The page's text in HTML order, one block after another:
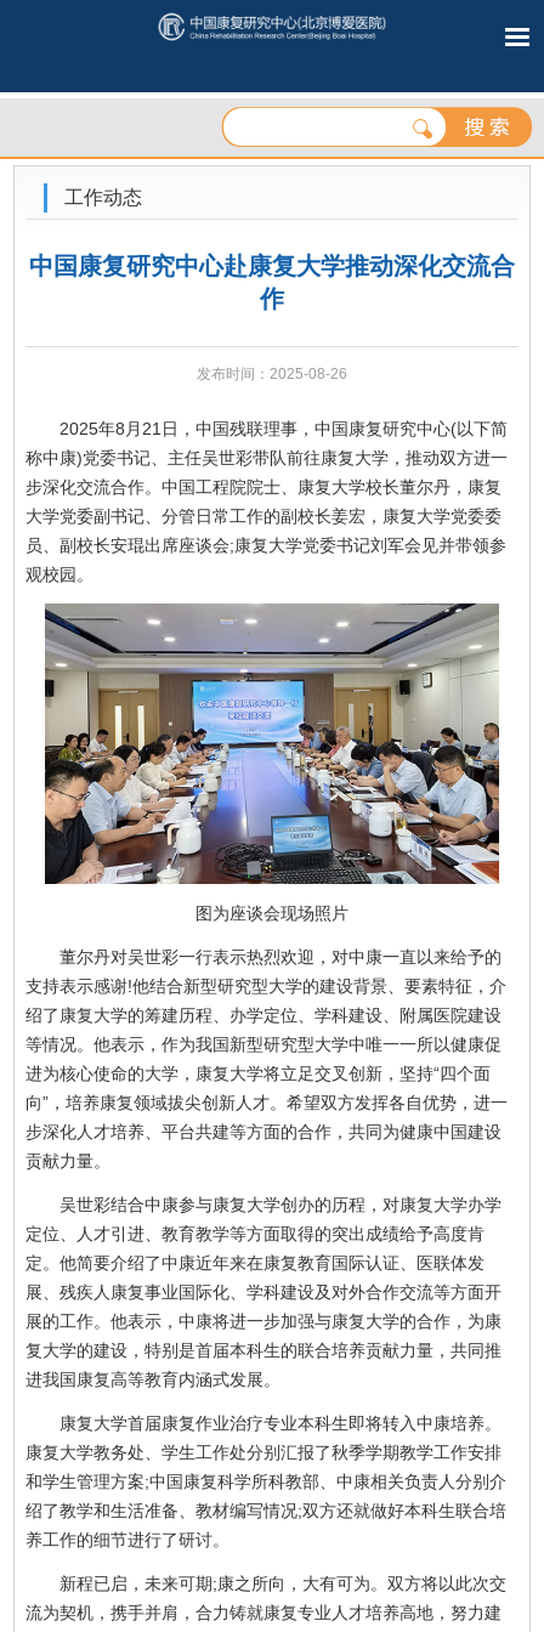
工作动态
中国康复研究中心赴康复大学推动深化交流合
作
发布时间：2025-08-26
2025年8月21日，中国残联理事，中国康复研究中心(以下简
称中康)党委书记、主任吴世彩带队前往康复大学，推动双方进一
步深化交流合作。中国工程院院士、康复大学校长董尔丹，康复
大学党委副书记、分管日常工作的副校长姜宏，康复大学党委委
员、副校长安琨出席座谈会;康复大学党委书记刘军会见并带领参
观校园。
图为座谈会现场照片
董尔丹对吴世彩一行表示热烈欢迎，对中康一直以来给予的
支持表示感谢!他结合新型研究型大学的建设背景、要素特征，介
绍了康复大学的筹建历程、办学定位、学科建设、附属医院建设
等情况。他表示，作为我国新型研究型大学中唯一一所以健康促
进为核心使命的大学，康复大学将立足交叉创新，坚持“四个面
向”，培养康复领域拔尖创新人才。希望双方发挥各自优势，进一
步深化人才培养、平台共建等方面的合作，共同为健康中国建设
贡献力量。
吴世彩结合中康参与康复大学创办的历程，对康复大学办学
定位、人才引进、教育教学等方面取得的突出成绩给予高度肯
定。他简要介绍了中康近年来在康复教育国际认证、医联体发
展、残疾人康复事业国际化、学科建设及对外合作交流等方面开
展的工作。他表示，中康将进一步加强与康复大学的合作，为康
复大学的建设，特别是首届本科生的联合培养贡献力量，共同推
进我国康复高等教育内涵式发展。
康复大学首届康复作业治疗专业本科生即将转入中康培养。
康复大学教务处、学生工作处分别汇报了秋季学期教学工作安排
和学生管理方案;中国康复科学所科教部、中康相关负责人分别介
绍了教学和生活准备、教材编写情况;双方还就做好本科生联合培
养工作的细节进行了研讨。
新程已启，未来可期;康之所向，大有可为。双方将以此次交
流为契机，携手并肩，合力铸就康复专业人才培养高地，努力建